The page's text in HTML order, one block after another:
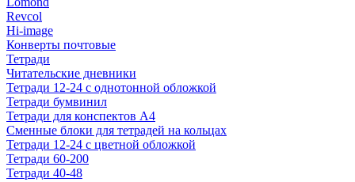
Revcol
Hi-image
Конверты почтовые
Тетради
Читательские дневники
Тетради 12-24 с однотонной обложкой
Тетради бумвинил
Тетради для конспектов А4
Сменные блоки для тетрадей на кольцах
Тетради 12-24 с цветной обложкой
Тетради 60-200
Тетради 40-48